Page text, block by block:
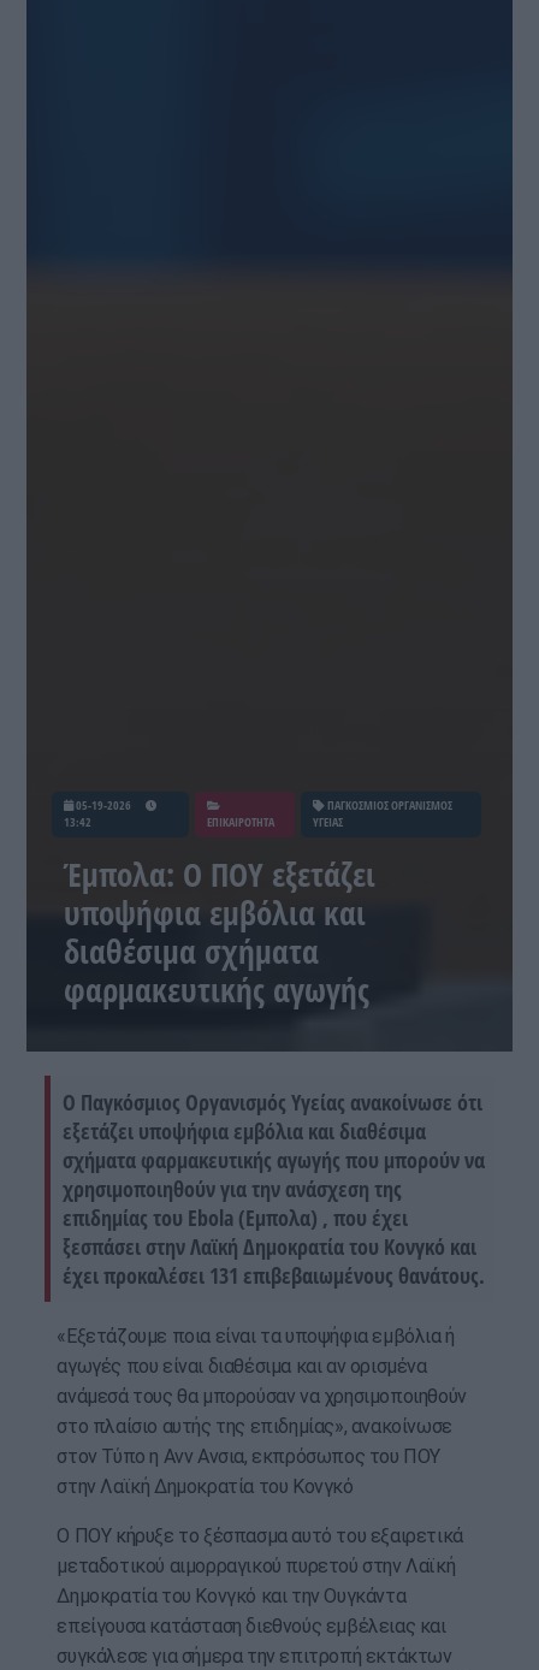
05-19-2026
13:42
ΕΠΙΚΑΙΡΟΤΗΤΑ
ΠΑΓΚΟΣΜΙΟΣ ΟΡΓΑΝΙΣΜΟΣ
ΥΓΕΙΑΣ
Έμπολα: Ο ΠΟΥ εξετάζει
υποψήφια εμβόλια και
διαθέσιμα σχήματα
φαρμακευτικής αγωγής
Ο Παγκόσμιος Οργανισμός Υγείας ανακοίνωσε ότι
εξετάζει υποψήφια εμβόλια και διαθέσιμα
σχήματα φαρμακευτικής αγωγής που μπορούν να
χρησιμοποιηθούν για την ανάσχεση της
επιδημίας του Ebola (Εμπολα) , που έχει
ξεσπάσει στην Λαϊκή Δημοκρατία του Κονγκό και
έχει προκαλέσει 131 επιβεβαιωμένους θανάτους.
«Εξετάζουμε ποια είναι τα υποψήφια εμβόλια ή
αγωγές που είναι διαθέσιμα και αν ορισμένα
ανάμεσά τους θα μπορούσαν να χρησιμοποιηθούν
στο πλαίσιο αυτής της επιδημίας», ανακοίνωσε
στον Τύπο η Ανν Ανσια, εκπρόσωπος του ΠΟΥ
στην Λαϊκή Δημοκρατία του Κονγκό
Ο ΠΟΥ κήρυξε το ξέσπασμα αυτό του εξαιρετικά
μεταδοτικού αιμορραγικού πυρετού στην Λαϊκή
Δημοκρατία του Κονγκό και την Ουγκάντα
επείγουσα κατάσταση διεθνούς εμβέλειας και
συγκάλεσε για σήμερα την επιτροπή εκτάκτων